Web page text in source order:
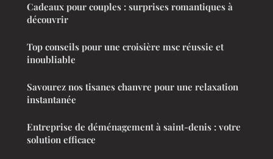
Cadeaux pour couples : surprises romantiques à
découvrir
Top conseils pour une croisière msc réussie et
inoubliable
Savourez nos tisanes chanvre pour une relaxation
instantanée
Entreprise de déménagement à saint-denis : votre
solution efficace